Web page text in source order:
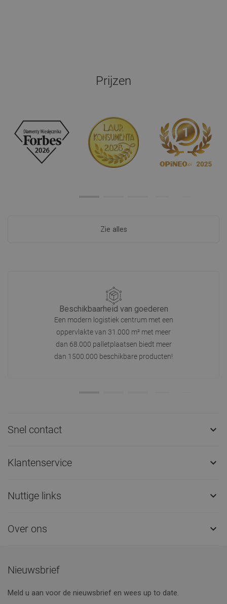
Prijzen
Zie alles
Beschikbaarheid van goederen
Een modern logistiek centrum met een
oppervlakte van 31.000 m² met meer
dan 68.000 palletplaatsen biedt meer
dan 1500.000 beschikbare producten!
Snel contact 
Klantenservice 
Nuttige links 
Over ons 
Nieuwsbrief
Meld u aan voor de nieuwsbrief en wees up to date.